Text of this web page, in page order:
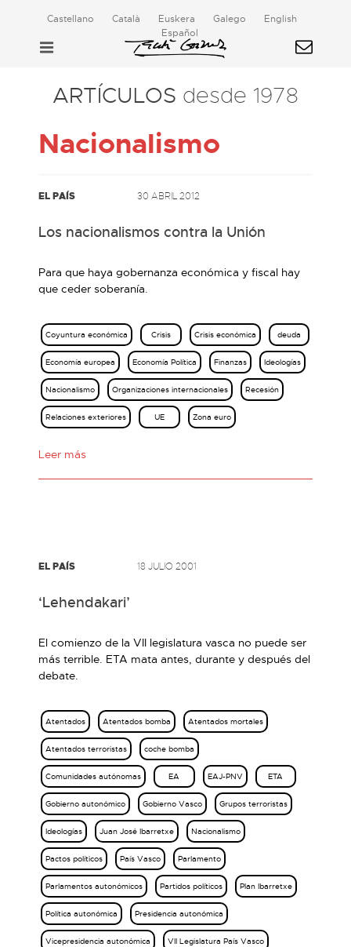
Castellano Català Euskera Galego
English
Español
ARTÍCULOS desde 1978
Nacionalismo
EL PAÍS 30 ABRIL 2012
Los nacionalismos contra la Unión
Para que haya gobernanza económica y fiscal hay
que ceder soberanía.
Coyuntura económica Crisis Crisis económica deuda
Economía europea Economía Política Finanzas Ideologías
Nacionalismo Organizaciones internacionales Recesión
Relaciones exteriores UE Zona euro
Leer más
EL PAÍS 18 JULIO 2001
‘Lehendakari’
El comienzo de la VII legislatura vasca no puede ser
más terrible. ETA mata antes, durante y después del
debate.
Atentados Atentados bomba Atentados mortales
Atentados terroristas coche bomba
Comunidades autónomas EA EAJ-PNV ETA
Gobierno autonómico Gobierno Vasco Grupos terroristas
Ideologías Juan José Ibarretxe Nacionalismo
Pactos políticos País Vasco Parlamento
Parlamentos autonómicos Partidos políticos Plan Ibarretxe
Política autonómica Presidencia autonómica
Vicepresidencia autonómica VII Legislatura País Vasco